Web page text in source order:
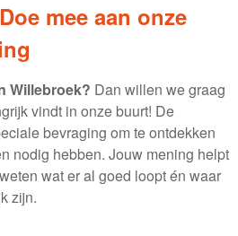
mee aan onze
Willebroek? Dan willen we graag
vindt in onze buurt! De
bevraging om te ontdekken
nodig hebben. Jouw mening helpt
wat er al goed loopt én waar
zijn.